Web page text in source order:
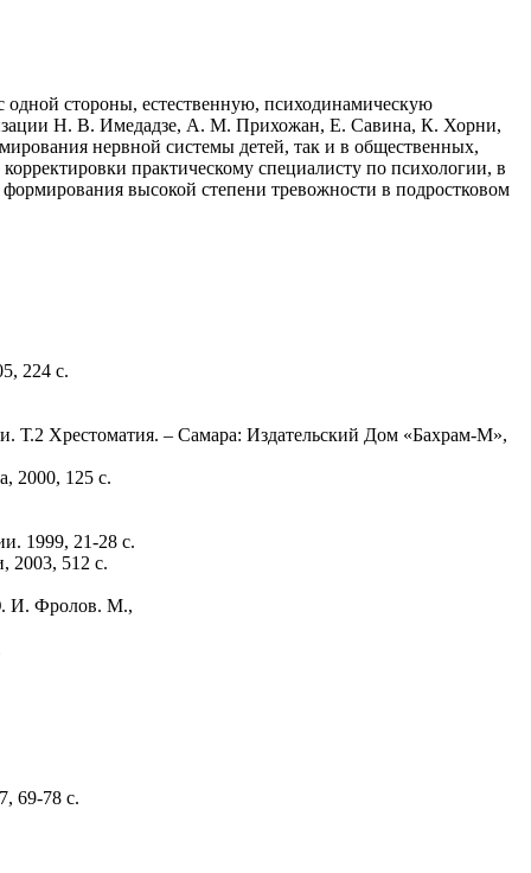
одной стороны, естественную, психодинамическую
Н. В. Имедадзе, А. М. Прихожан, Е. Савина, К. Хорни,
нервной системы детей, так и в общественных,
практическому специалисту по психологии, в
высокой степени тревожности в подростковом
224 с.
Хрестоматия. – Самара: Издательский Дом «Бахрам-М»,
2000, 125 с.
1999, 21-28 с.
2003, 512 с.
И. Фролов. М.,
69-78 с.